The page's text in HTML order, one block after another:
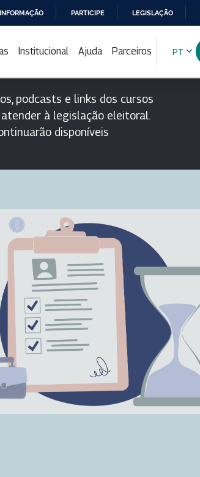
PARTICIPE LEGISLAÇÃO
Institucional Ajuda Parceiros PT
podcasts e links dos cursos
à legislação eleitoral.
disponíveis